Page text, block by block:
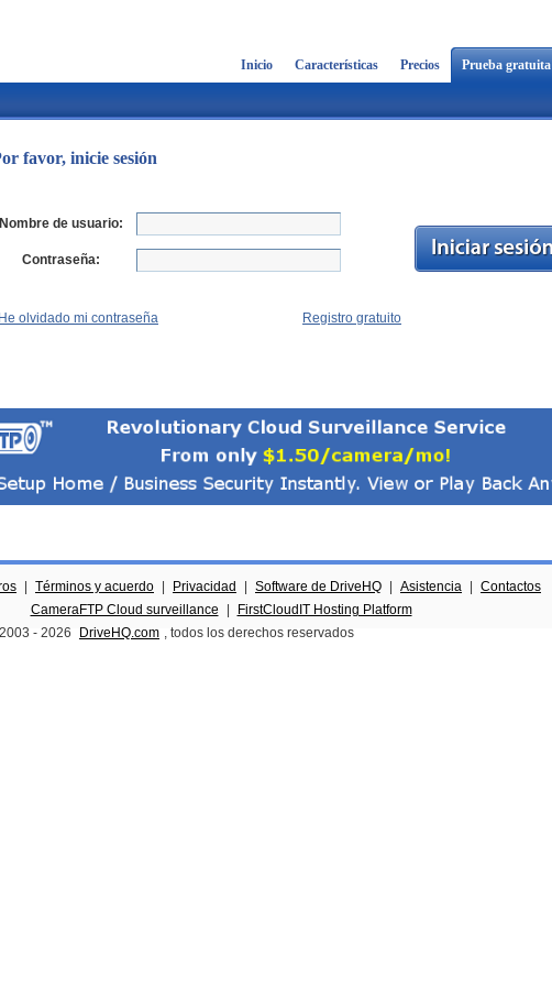
Inicio Características Precios Prueba gratuita
favor, inicie sesión
de usuario:
Contraseña:
Registro gratuito
olvidado mi contraseña
Términos y acuerdo Privacidad Software de DriveHQ Asistencia
Contactos
CameraFTP Cloud surveillance
FirstCloudIT Hosting Platform
- 2026 DriveHQ.com , todos los derechos reservados